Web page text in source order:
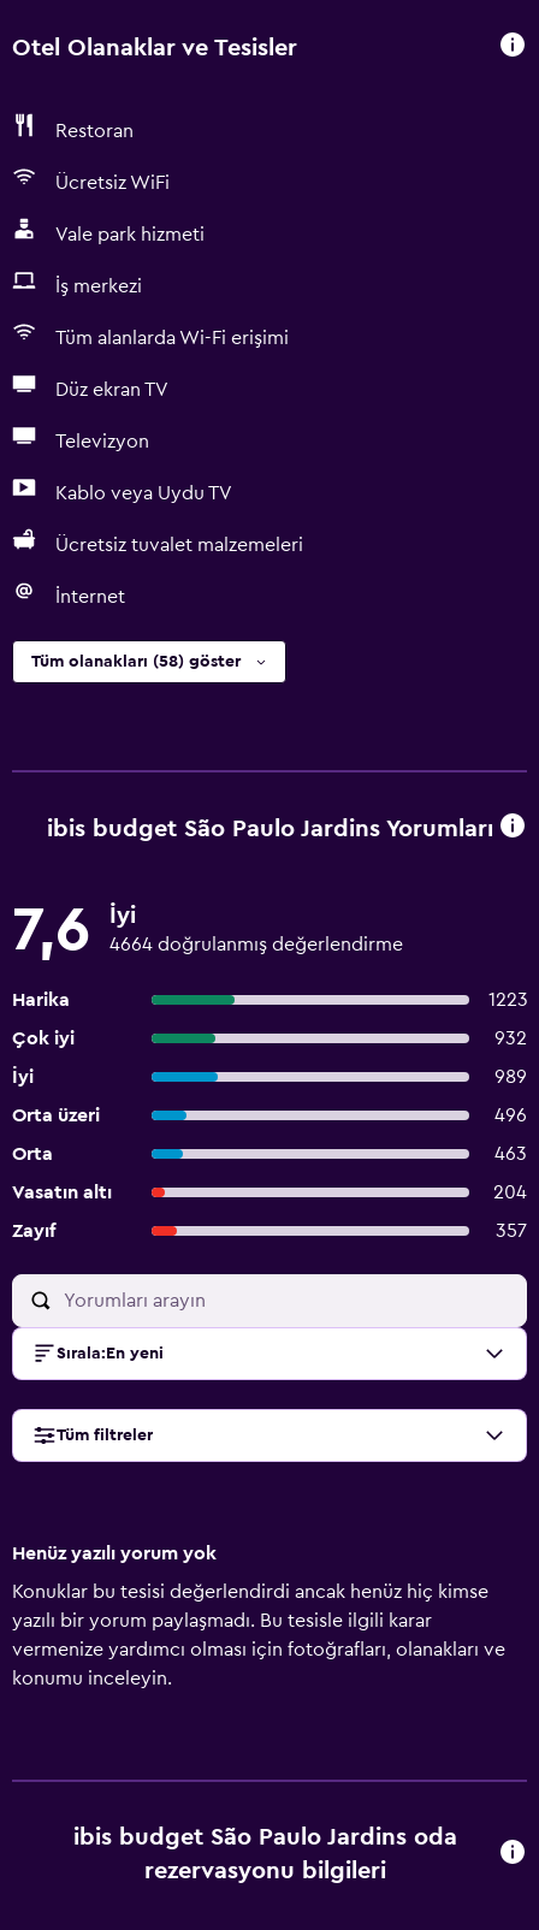
Otel Olanaklar ve Tesisler
Restoran
Ücretsiz WiFi
Vale park hizmeti
İş merkezi
Tüm alanlarda Wi-Fi erişimi
Düz ekran TV
Televizyon
Kablo veya Uydu TV
Ücretsiz tuvalet malzemeleri
İnternet
Tüm olanakları (58) göster
ibis budget São Paulo Jardins Yorumları
7,6 İyi
4664 doğrulanmış değerlendirme
Harika
1223
Çok iyi
932
İyi
989
Orta üzeri
496
Orta
463
Vasatın altı
204
Zayıf
357
Sırala: En yeni
Tüm filtreler
Henüz yazılı yorum yok
Konuklar bu tesisi değerlendirdi ancak henüz hiç kimse
yazılı bir yorum paylaşmadı. Bu tesisle ilgili karar
vermenize yardımcı olması için fotoğrafları, olanakları ve
konumu inceleyin.
ibis budget São Paulo Jardins oda
rezervasyonu bilgileri